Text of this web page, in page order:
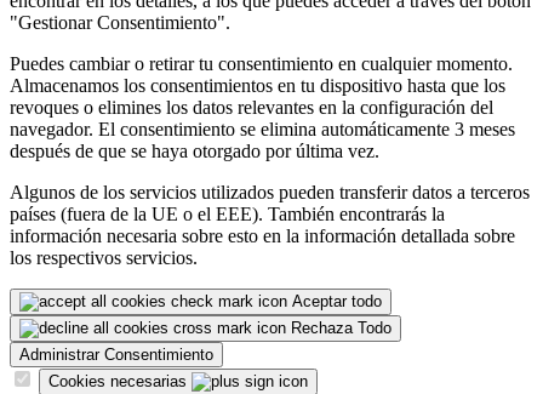
"Gestionar Consentimiento".
Puedes cambiar o retirar tu consentimiento en cualquier momento.
Almacenamos los consentimientos en tu dispositivo hasta que los
revoques o elimines los datos relevantes en la configuración del
navegador. El consentimiento se elimina automáticamente 3 meses
después de que se haya otorgado por última vez.
Algunos de los servicios utilizados pueden transferir datos a terceros
países (fuera de la UE o el EEE). También encontrarás la
información necesaria sobre esto en la información detallada sobre
los respectivos servicios.
Aceptar todo
Rechaza Todo
Administrar Consentimiento
Cookies necesarias